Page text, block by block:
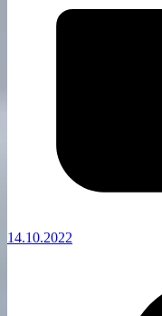
14.10.2022